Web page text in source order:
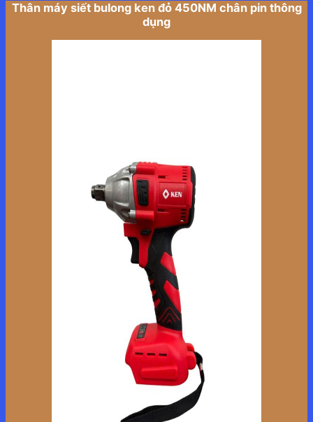
Thân máy siết bulong ken đỏ 450NM chân pin thông
dụng